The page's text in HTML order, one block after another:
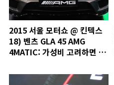
2015 서울 모터쇼 @ 킨텍스
18) 벤츠 GLA 45 AMG
4MATIC: 가성비 고려하면 포